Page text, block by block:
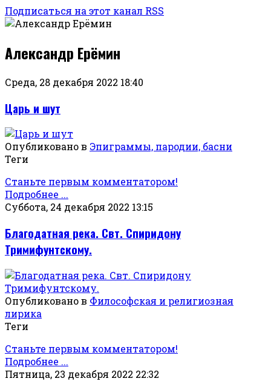
Подписаться на этот канал RSS
Александр Ерёмин
Среда, 28 декабря 2022 18:40
Царь и шут
Опубликовано в Эпиграммы, пародии, басни
Теги
Станьте первым комментатором!
Подробнее ...
Суббота, 24 декабря 2022 13:15
Благодатная река. Свт. Спиридону
Тримифунтскому.
Опубликовано в Философская и религиозная
лирика
Теги
Станьте первым комментатором!
Подробнее ...
Пятница, 23 декабря 2022 22:32